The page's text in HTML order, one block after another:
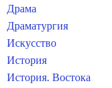
Драма
Драматургия
Искусство
История
История. Востока